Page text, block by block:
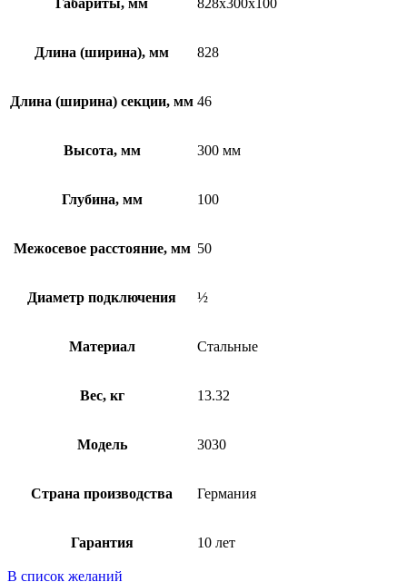
Длина (ширина), мм 828
Длина (ширина) секции, мм 46
Высота, мм 300 мм
Глубина, мм 100
Межосевое расстояние, мм 50
Диаметр подключения ½
Материал Стальные
Вес, кг 13.32
Модель 3030
Страна производства Германия
Гарантия 10 лет
В список желаний